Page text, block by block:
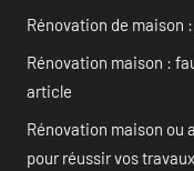
Rénovation de maison
Rénovation maison :
article
Rénovation maison ou
pour réussir vos